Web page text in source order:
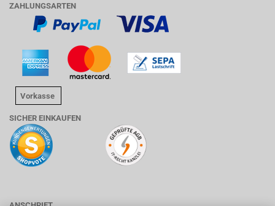
ZAHLUNGSARTEN
Vorkasse
SICHER EINKAUFEN